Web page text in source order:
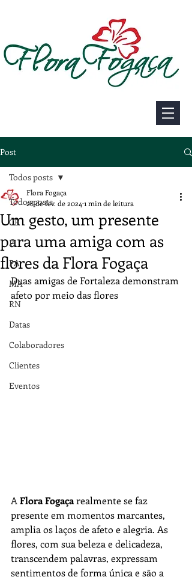
Post
Todos posts
CE
PI
PA
MA
RN
Datas
Colaboradores
Clientes
Eventos
Todos posts
Um gesto, um presente
para uma amiga com as
flores da Flora Fogaça
Flora Fogaça
28 de fev. de 2024 1 min de leitura
Duas amigas de Fortaleza demonstram
afeto por meio das flores
A Flora Fogaça realmente se faz
presente em momentos marcantes,
amplia os laços de afeto e alegria. As
flores, com sua beleza e delicadeza,
transcendem palavras, expressam
sentimentos de forma única e são a